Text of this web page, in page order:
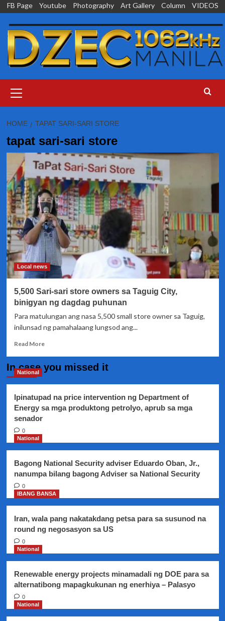
Skip
content
FB Page Youtube Photography Art Gallery Column VIDEOS
Menu
HOME TAPAT SARI-SARI STORE
tapat sari-sari store
Local news
5,500 Sari-sari store owners sa Taguig City,
binigyan ng dagdag puhunan
Para matulungan ang nasa 5,500 small store owner sa Taguig,
inilunsad ng pamahalaang lungsod ang...
Read MoreRead
5,500
store
owners
dagdag
puhunan
In case you missed it
National
Ipinatupad na price intervention ng Department of
Energy sa mga produktong petrolyo, aprub sa mga
senador
0
National
Bagong National Security adviser Eduardo Oban, Jr.,
nanumpa bilang bagong Adviser sa National Security
0
IBANG BANSA
Iran, wala pang nakatakdang petsa para sa susunod na
round ng negosasyon sa US
0
National
Renewable energy projects minamadali ng DOE para sa
alternatibong mapagkukunan ng enerhiya – Palasyo
0
National